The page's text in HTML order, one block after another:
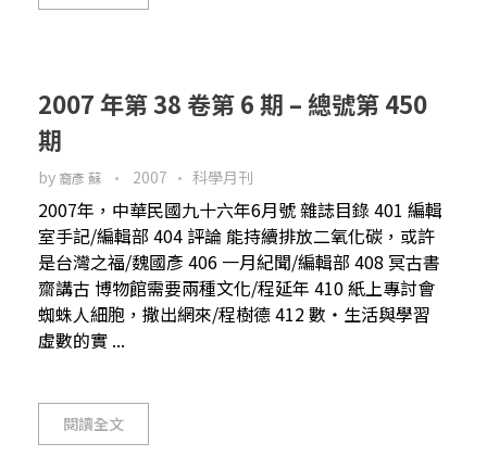
2007 年第 38 卷第 6 期 – 總號第 450
期
by 裔彥 蘇 2007 科學月刊
2007年，中華民國九十六年6月號 雜誌目錄 401 編輯
室手記/編輯部 404 評論 能持續排放二氧化碳，或許
是台灣之福/魏國彥 406 一月紀聞/編輯部 408 冥古書
齋講古 博物館需要兩種文化/程延年 410 紙上專討會
蜘蛛人細胞，撒出網來/程樹德 412 數・生活與學習
虛數的實 ...
閱讀全文